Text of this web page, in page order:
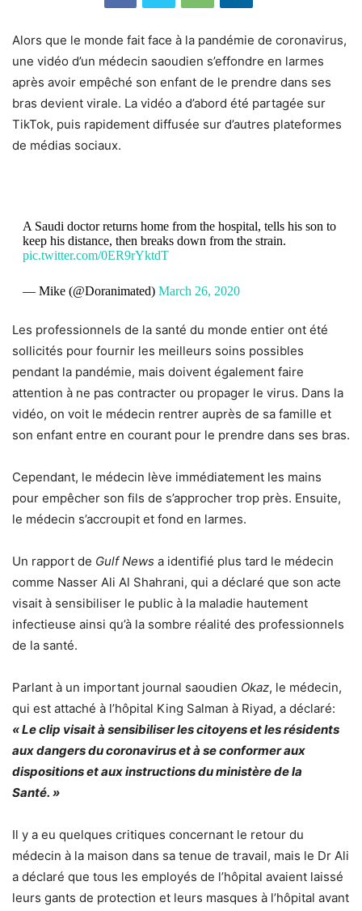
Alors que le monde fait face à la pandémie de coronavirus,
une vidéo d’un médecin saoudien s’effondre en larmes
après avoir empêché son enfant de le prendre dans ses
bras devient virale. La vidéo a d’abord été partagée sur
TikTok, puis rapidement diffusée sur d’autres plateformes
de médias sociaux.
A Saudi doctor returns home from the hospital, tells his son to
keep his distance, then breaks down from the strain.
pic.twitter.com/0ER9rYktdT
— Mike (@Doranimated) March 26, 2020
Les professionnels de la santé du monde entier ont été
sollicités pour fournir les meilleurs soins possibles
pendant la pandémie, mais doivent également faire
attention à ne pas contracter ou propager le virus. Dans la
vidéo, on voit le médecin rentrer auprès de sa famille et
son enfant entre en courant pour le prendre dans ses bras.
Cependant, le médecin lève immédiatement les mains
pour empêcher son fils de s’approcher trop près. Ensuite,
le médecin s’accroupit et fond en larmes.
Un rapport de Gulf News a identifié plus tard le médecin
comme Nasser Ali Al Shahrani, qui a déclaré que son acte
visait à sensibiliser le public à la maladie hautement
infectieuse ainsi qu’à la sombre réalité des professionnels
de la santé.
Parlant à un important journal saoudien Okaz, le médecin,
qui est attaché à l’hôpital King Salman à Riyad, a déclaré:
« Le clip visait à sensibiliser les citoyens et les résidents
aux dangers du coronavirus et à se conformer aux
dispositions et aux instructions du ministère de la
Santé. »
Il y a eu quelques critiques concernant le retour du
médecin à la maison dans sa tenue de travail, mais le Dr Ali
a déclaré que tous les employés de l’hôpital avaient laissé
leurs gants de protection et leurs masques à l’hôpital avant